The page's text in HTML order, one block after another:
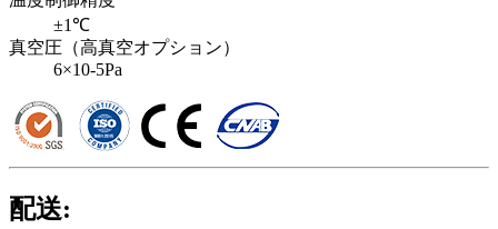
±1℃
真空圧（高真空オプション）
6×10-5Pa
配送: